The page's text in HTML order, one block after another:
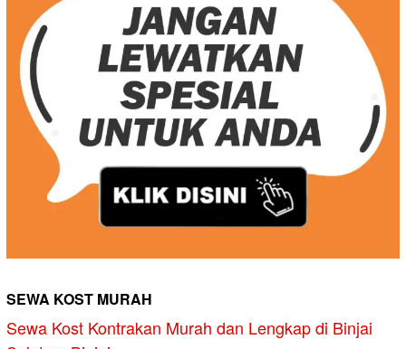
SEWA KOST MURAH
Sewa Kost Kontrakan Murah dan Lengkap di Binjai